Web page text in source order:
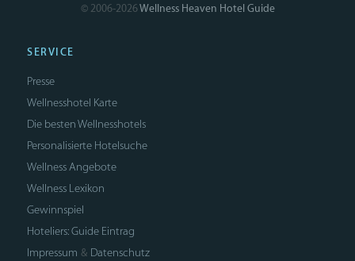
© 2006-2026Wellness Heaven Hotel Guide
SERVICE
Presse
Wellnesshotel Karte
Die besten Wellnesshotels
Personalisierte Hotelsuche
Wellness Angebote
Wellness Lexikon
Gewinnspiel
Hoteliers: Guide Eintrag
Impressum & Datenschutz